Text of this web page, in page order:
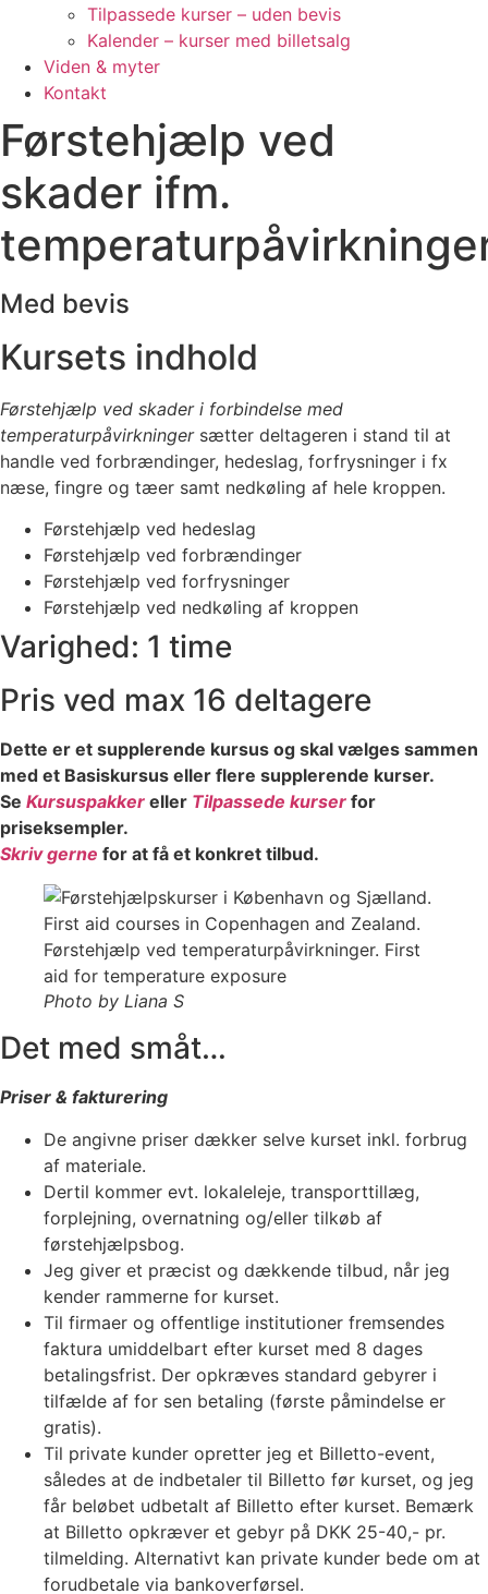
Tilpassede kurser – uden bevis
Kalender – kurser med billetsalg
Viden & myter
Kontakt
Førstehjælp ved
skader ifm.
Med bevis
Kursets indhold
Førstehjælp ved skader i forbindelse med
temperaturpåvirkningersætter deltageren i stand til at
handle ved forbrændinger, hedeslag, forfrysninger i fx
næse, fingre og tæer samt nedkøling af hele kroppen.
Førstehjælp ved hedeslag
Førstehjælp ved forbrændinger
Førstehjælp ved forfrysninger
Førstehjælp ved nedkøling af kroppen
Varighed: 1 time
Pris ved max 16 deltagere
Dette er et supplerende kursus og skal vælges sammen
med et Basiskursus eller flere supplerende kurser.
Se Kursuspakker eller Tilpassede kurser for
priseksempler.
Skriv gerne for at få et konkret tilbud.
Photo by Liana S
Det med småt…
Priser & fakturering
De angivne priser dækker selve kurset inkl. forbrug
af materiale.
Dertil kommer evt. lokaleleje, transporttillæg,
forplejning, overnatning og/eller tilkøb af
førstehjælpsbog.
Jeg giver et præcist og dækkende tilbud, når jeg
kender rammerne for kurset.
Til firmaer og offentlige institutioner fremsendes
faktura umiddelbart efter kurset med 8 dages
betalingsfrist. Der opkræves standard gebyrer i
tilfælde af for sen betaling (første påmindelse er
gratis).
Til private kunder opretter jeg et Billetto-event,
således at de indbetaler til Billetto før kurset, og jeg
får beløbet udbetalt af Billetto efter kurset. Bemærk
at Billetto opkræver et gebyr på DKK 25-40,- pr.
tilmelding. Alternativt kan private kunder bede om at
forudbetale via bankoverførsel.